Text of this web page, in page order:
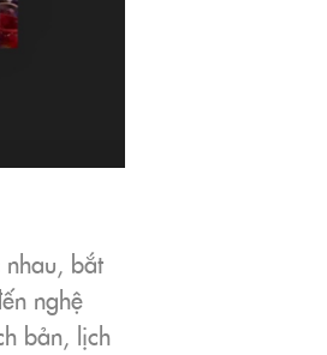
bắt
nghệ
bản, lịch